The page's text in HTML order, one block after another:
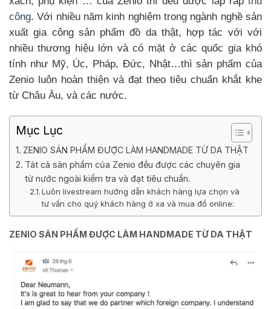
công. Với nhiều năm kinh nghiệm trong ngành nghề sản
xuất gia công sản phẩm đồ da thật, hợp tác với với
nhiều thương hiệu lớn và có mặt ở các quốc gia khó
tính như Mỹ, Úc, Pháp, Đức, Nhật…thì sản phẩm của
Zenio luôn hoàn thiện và đạt theo tiêu chuẩn khắt khe
từ Châu Âu, và các nước.
Mục Lục
ZENIO SẢN PHẨM ĐƯỢC LÀM HANDMADE TỪ DA THẬT
Tât cả sản phẩm của Zenio đều được các chuyên gia
từ nước ngoài kiểm tra và đạt tiêu chuẩn.
Luôn livestream hướng dẫn khách hàng lựa chọn và
tư vấn cho quý khách hàng ở xa và mua đồ online:
ZENIO SẢN PHẨM ĐƯỢC LÀM HANDMADE TỪ DA THẬT